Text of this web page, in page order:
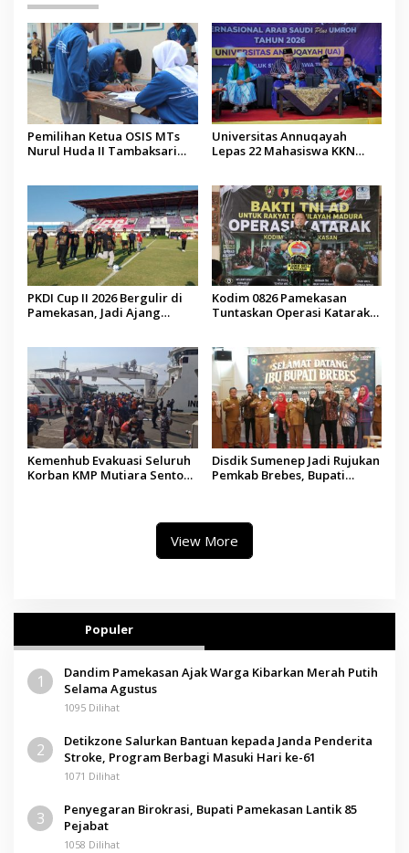
Pemilihan Ketua OSIS MTs
Nurul Huda II Tambaksari
Universitas Annuqayah
Lepas 22 Mahasiswa KKN
PKDI Cup II 2026 Bergulir di
Pamekasan, Jadi Ajang
Kodim 0826 Pamekasan
Tuntaskan Operasi Katarak
Kemenhub Evakuasi Seluruh
Korban KMP Mutiara Sentosa
Disdik Sumenep Jadi Rujukan
Pemkab Brebes, Bupati
View More
Populer
1
Dandim Pamekasan Ajak Warga Kibarkan Merah Putih
Selama Agustus
1095 Dilihat
2
Detikzone Salurkan Bantuan kepada Janda Penderita
Stroke, Program Berbagi Masuki Hari ke-61
1071 Dilihat
3
Penyegaran Birokrasi, Bupati Pamekasan Lantik 85
Pejabat
1058 Dilihat